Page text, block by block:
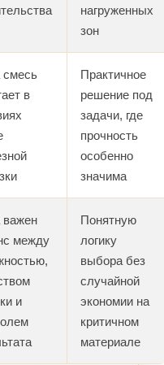
нагруженных
зон
смесь
в
Практичное
решение под
задачи, где
прочность
особенно
значима
важен
между
и
Понятную
логику
выбора без
случайной
экономии на
критичном
материале